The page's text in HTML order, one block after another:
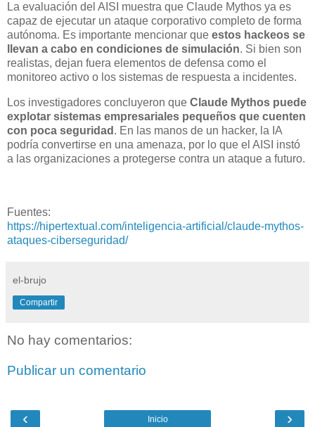
La evaluación del AISI muestra que Claude Mythos ya es
capaz de ejecutar un ataque corporativo completo de forma
autónoma. Es importante mencionar que estos hackeos se
llevan a cabo en condiciones de simulación. Si bien son
realistas, dejan fuera elementos de defensa como el
monitoreo activo o los sistemas de respuesta a incidentes.
Los investigadores concluyeron que Claude Mythos puede
explotar sistemas empresariales pequeños que cuenten
con poca seguridad . En las manos de un hacker, la IA
podría convertirse en una amenaza, por lo que el AISI instó
a las organizaciones a protegerse contra un ataque a futuro.
Fuentes:
https://hipertextual.com/inteligencia-artificial/claude-mythos-
ataques-ciberseguridad/
el-brujo
Compartir
No hay comentarios:
Publicar un comentario
‹ ›
Inicio